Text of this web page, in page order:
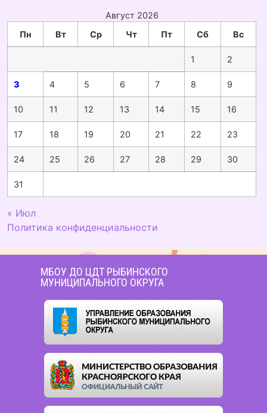
Август 2026
Пн
Вт Ср Чт Пт Сб Вс
1 2
3 4 5 6 7 8 9
10 11 12 13 14 15 16
17 18 19 20 21 22 23
24 25 26 27 28 29 30
31
« Июл
Политика конфиденциальности
МБОУ ДО ЦДТ РЫБИНСКОГО
МУНИЦИПАЛЬНОГО ОКРУГА